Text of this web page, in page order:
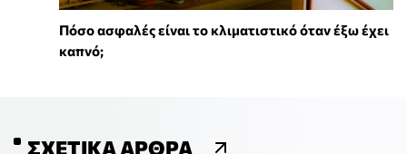
Πόσο ασφαλές είναι το κλιματιστικό όταν έξω έχει
καπνό;
ΣΧΕΤΙΚΆ ΆΡΘΡΑ